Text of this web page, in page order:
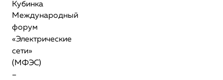
Кубинка
Международный
форум
«Электрические
сети»
(МФЭС)
–